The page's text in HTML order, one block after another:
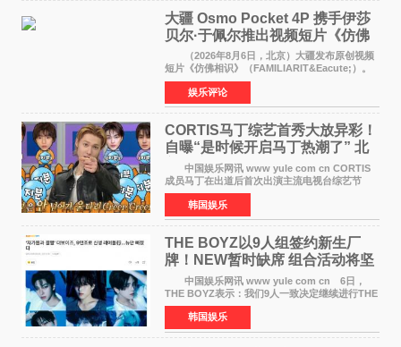
大疆 Osmo Pocket 4P 携手伊莎
贝尔·于佩尔推出视频短片《仿佛
相识》
（2026年8月6日，北京）大疆发布原创视频
短片《仿佛相识》（FAMILIARIT&Eacute;）。
视频短片由戛纳国际电影节最佳女演员伊莎贝尔·
于佩尔（Isabelle Huppert）主演，全程使用大
疆首款双主摄口
娱乐评论
CORTIS马丁综艺首秀大放异彩！
自曝“是时候开启马丁热潮了” 北
美巡演火热进行中
中国娱乐网讯 www yule com cn CORTIS
成员马丁在出道后首次出演主流电视台综艺节
目，展现了多才多艺的魅力。 马丁出演了5日
播出的MBC《Radio Star》Fashion与Passion
之间，I&lsquo;m
韩国娱乐
THE BOYZ以9人组签约新生厂
牌！NEW暂时缺席 组合活动将坚
定不移继续
中国娱乐网讯 www yule com cn 6日，
THE BOYZ表示：我们9人一致决定继续进行THE
BOYZ组合活动，并且已经完成了组合团体活动
签约。目前正在新生厂牌下进行活动准备。尚未
离开THE BOYZ原所
韩国娱乐